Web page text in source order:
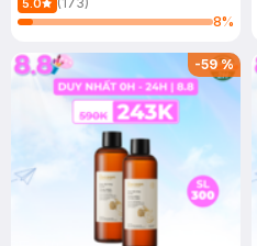
5.0
8%
-59%